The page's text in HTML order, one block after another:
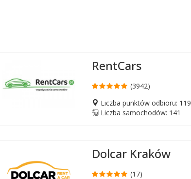
RentCars
(3942)
Liczba punktów odbioru: 119
Liczba samochodów: 141
Dolcar Kraków
(17)